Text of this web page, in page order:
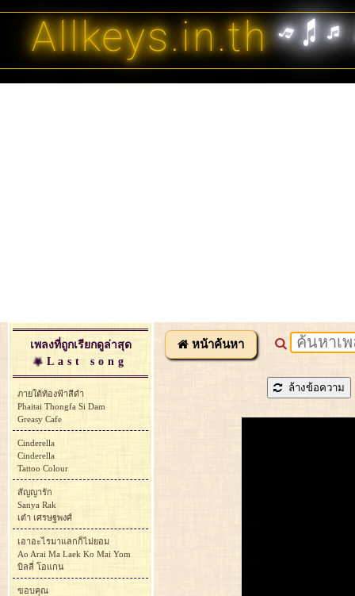
Allkeys.in.th
หน้าค้นหา
ล้างข้อความ
เพลงที่ถูกเรียกดูล่าสุด
Last song
ภายใต้ท้องฟ้าสีดำ
Phaitai Thongfa Si Dam
Greasy Cafe
Cinderella
Cinderella
Tattoo Colour
สัญญารัก
Sanya Rak
เต๋า เศรษฐพงศ์
เอาอะไรมาแลกก็ไม่ยอม
Ao Arai Ma Laek Ko Mai Yom
บิลลี่ โอแกน
ขอบคุณ